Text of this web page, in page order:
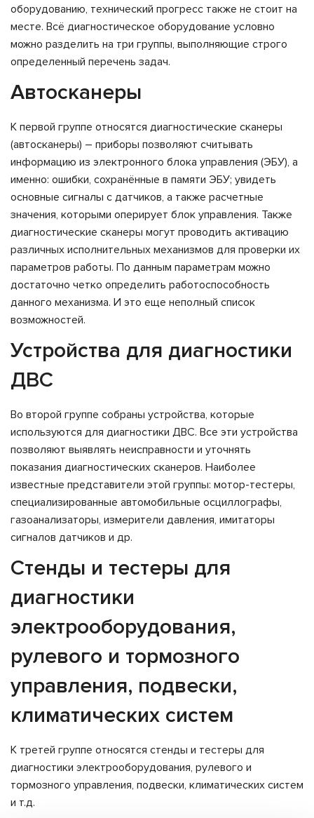
оборудованию, технический прогресс также не стоит на
месте. Всё диагностическое оборудование условно
можно разделить на три группы, выполняющие строго
определенный перечень задач.
Автосканеры
К первой группе относятся диагностические сканеры
(автосканеры) – приборы позволяют считывать
информацию из электронного блока управления (ЭБУ), а
именно: ошибки, сохранённые в памяти ЭБУ; увидеть
основные сигналы с датчиков, а также расчетные
значения, которыми оперирует блок управления. Также
диагностические сканеры могут проводить активацию
различных исполнительных механизмов для проверки их
параметров работы. По данным параметрам можно
достаточно четко определить работоспособность
данного механизма. И это еще неполный список
возможностей.
Устройства для диагностики
ДВС
Во второй группе собраны устройства, которые
используются для диагностики ДВС. Все эти устройства
позволяют выявлять неисправности и уточнять
показания диагностических сканеров. Наиболее
известные представители этой группы: мотор-тестеры,
специализированные автомобильные осциллографы,
газоанализаторы, измерители давления, имитаторы
сигналов датчиков и др.
Стенды и тестеры для
диагностики
электрооборудования,
рулевого и тормозного
управления, подвески,
климатических систем
К третей группе относятся стенды и тестеры для
диагностики электрооборудования, рулевого и
тормозного управления, подвески, климатических систем
и т.д.